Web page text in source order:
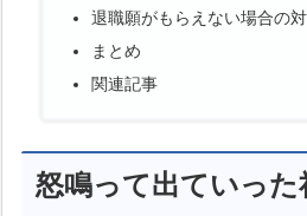
退職願がもらえない場合の
まとめ
関連記事
怒鳴って出ていった